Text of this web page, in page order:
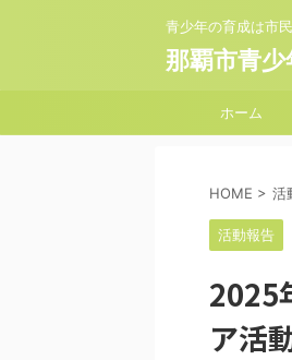
青少年の育成は市
那覇市青
ホーム
HOME > 活
活動報告
2025
ア活